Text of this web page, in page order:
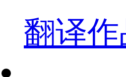
翻译作